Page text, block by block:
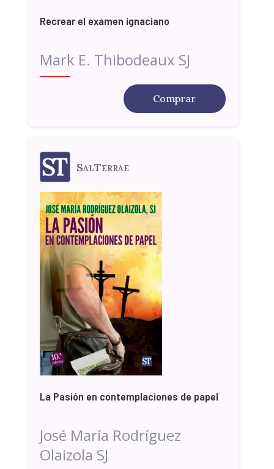
Recrear el examen ignaciano
Mark E. Thibodeaux SJ
Comprar
SalTerrae
La Pasión en contemplaciones de papel
José María Rodríguez
Olaizola SJ